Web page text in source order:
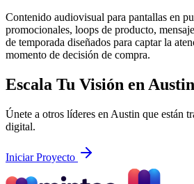
Contenido audiovisual para pantallas en
promocionales, loops de producto,
de temporada diseñados para captar la
momento de decisión de compra.
Escala Tu Visión en Austin
Únete a otros líderes en Austin que están
digital.
Iniciar Proyecto